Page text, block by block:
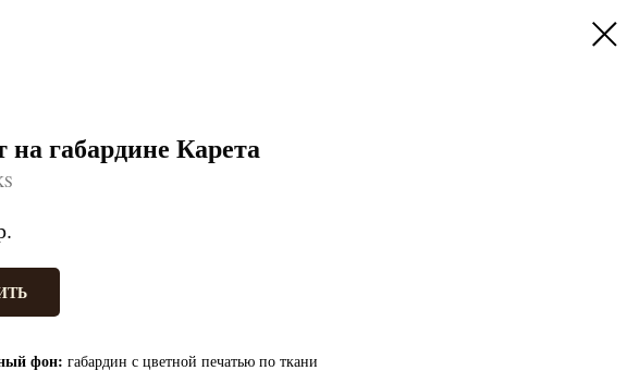
габардине Карета
фон: габардин с цветной печатью по ткани